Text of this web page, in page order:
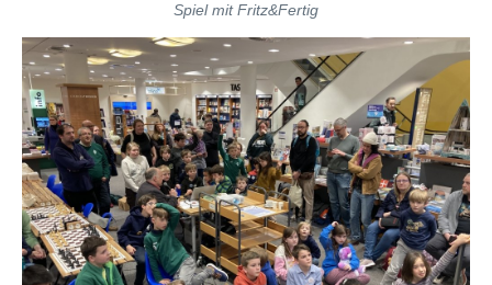
Spiel mit Fritz&Fertig